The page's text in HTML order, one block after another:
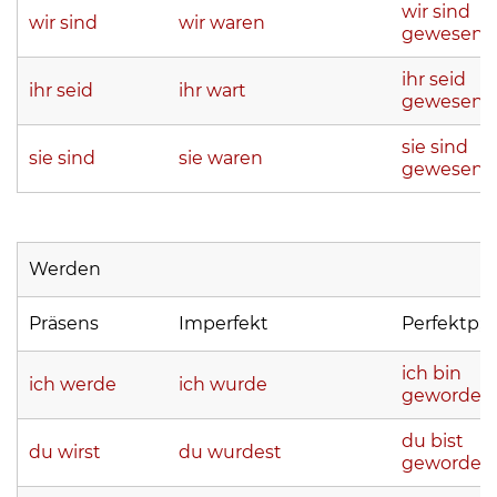
wir sind wir waren
wir sind
gewesen
ihr seid ihr wart
ihr seid
gewesen
sie sind sie waren
sie sind
gewesen
Werden
Präsens Imperfekt
ich werde ich wurde
ich bin
geworden
du wirst du wurdest
du bist
geworden